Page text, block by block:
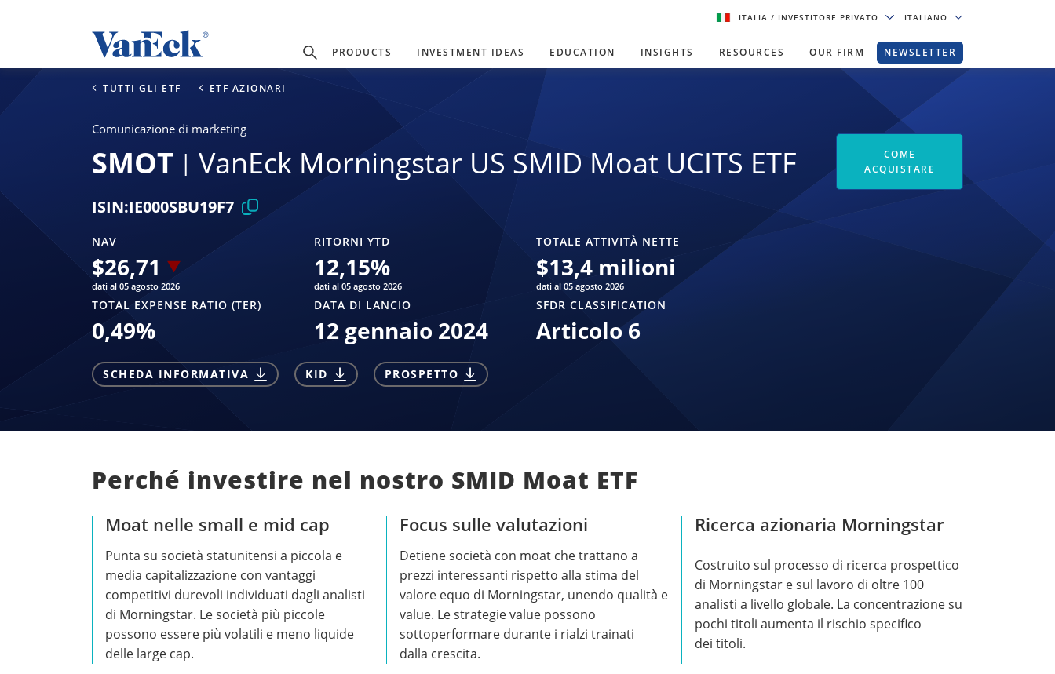
ITALIA/ INVESTITORE PRIVATO ITALIANO
PRODUCTS INVESTMENT IDEAS EDUCATION INSIGHTS RESOURCES OUR FIRM NEWSLETTER
TUTTI GLI ETF ETF AZIONARI
Comunicazione di marketing
SMOT VanEck Morningstar US SMID Moat UCITS ETF
ISIN:IE000SBU19F7
NAV
$26,71
dati al 05 agosto 2026
RITORNI YTD
12,15%
dati al 05 agosto 2026
TOTALE ATTIVITÀ NETTE
$13,4 milioni
dati al 05 agosto 2026
TOTAL EXPENSE RATIO (TER)
0,49%
DATA DI LANCIO
12 gennaio 2024
SFDR CLASSIFICATION
Articolo 6
SCHEDA INFORMATIVA KID PROSPETTO
COME
ACQUISTARE
Perché investire nel nostro SMID Moat ETF
Moat nelle small e mid cap
Punta su società statunitensi a piccola e
media capitalizzazione con vantaggi
competitivi durevoli individuati dagli analisti
di Morningstar. Le società più piccole
possono essere più volatili e meno liquide
delle large cap.
Focus sulle valutazioni
Detiene società con moat che trattano a
prezzi interessanti rispetto alla stima del
valore equo di Morningstar, unendo qualità e
value. Le strategie value possono
sottoperformare durante i rialzi trainati
dalla crescita.
Ricerca azionaria Morningstar
Costruito sul processo di ricerca prospettico
di Morningstar e sul lavoro di oltre 100
analisti a livello globale. La concentrazione su
pochi titoli aumenta il rischio specifico
dei titoli.